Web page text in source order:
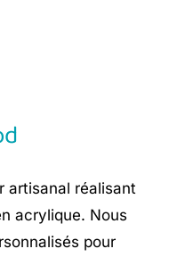
artisanal réalisant
acrylique. Nous
pour